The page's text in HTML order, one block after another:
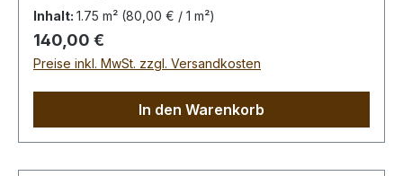
1,75 m² großes Leder. Das Kernstück ist 130 cm
x 70 cm groß (siehe Foto 2).
Inhalt: 1.75 m² (80,00 € / 1 m²)
Regulärer Preis:
140,00 €
Preise inkl. MwSt. zzgl. Versandkosten
In den Warenkorb